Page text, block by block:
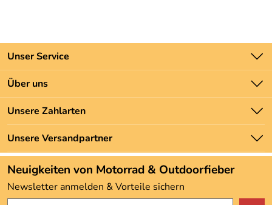
Unser Service
Kontakt
Batteriegesetz
Newsletter
Zahlung und Versand
Über uns
Unsere Bestseller
Marken
Neu
Angebote
Kundenbewertungen (3.492)
4,9/5*****
Unsere Zahlarten
Unsere Versandpartner
Neuigkeiten von Motorrad & Outdoorfieber
Newsletter anmelden & Vorteile sichern